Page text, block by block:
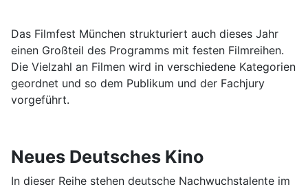
Das Filmfest München strukturiert auch dieses Jahr
einen Großteil des Programms mit festen Filmreihen.
Die Vielzahl an Filmen wird in verschiedene Kategorien
geordnet und so dem Publikum und der Fachjury
vorgeführt.
Neues Deutsches Kino
In dieser Reihe stehen deutsche Nachwuchstalente im